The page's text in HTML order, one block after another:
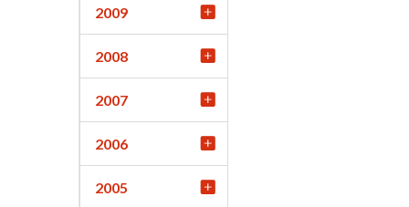
2009
2008
2007
2006
2005